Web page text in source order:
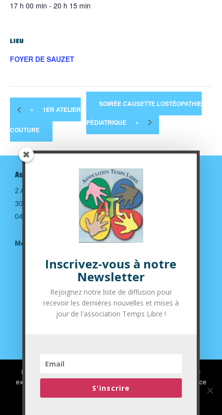
17 h 00 min - 20 h 15 min
LIEU
FOYER DE SAUZET
« 1ER ATELIER
COUTURE
SOIRÉE CAUSETTE L’OSTÉOPATHIE
PÉDIATRIQUE »
Association Temps Libre
2 Avenue de la gare
30190 Saint-Geniès de Malgoirès
04.66.63.14.36
Mentions légales
Suivez-nous sur nos réseaux sociaux
Inscrivez-vous à notre
Newsletter
Rejoignez notre liste de diffusion pour
recevoir les dernières nouvelles et mises à
jour de l'association Temps Libre !
S'inscrire
Nous utilisons des cookies pour vous garantir la meilleure
expérience sur notre site web. Si vous continuez à utiliser ce
site, nous supposerons que vous en êtes satisfait.